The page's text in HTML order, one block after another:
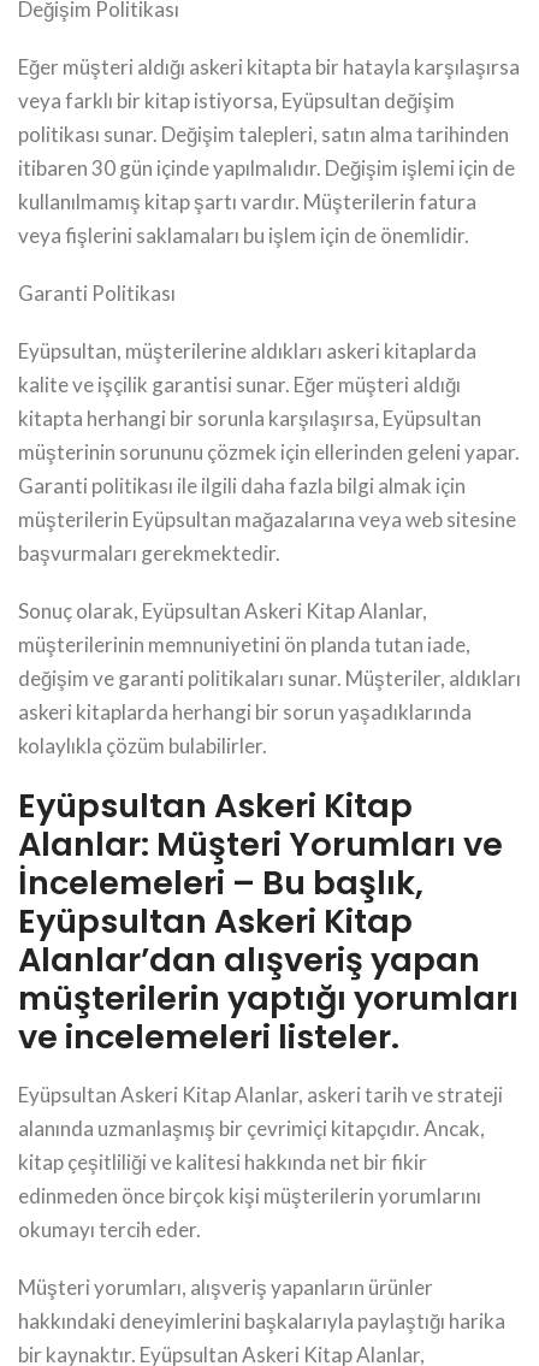
Değişim Politikası
Eğer müşteri aldığı askeri kitapta bir hatayla karşılaşırsa
veya farklı bir kitap istiyorsa, Eyüpsultan değişim
politikası sunar. Değişim talepleri, satın alma tarihinden
itibaren 30 gün içinde yapılmalıdır. Değişim işlemi için de
kullanılmamış kitap şartı vardır. Müşterilerin fatura
veya fişlerini saklamaları bu işlem için de önemlidir.
Garanti Politikası
Eyüpsultan, müşterilerine aldıkları askeri kitaplarda
kalite ve işçilik garantisi sunar. Eğer müşteri aldığı
kitapta herhangi bir sorunla karşılaşırsa, Eyüpsultan
müşterinin sorununu çözmek için ellerinden geleni yapar.
Garanti politikası ile ilgili daha fazla bilgi almak için
müşterilerin Eyüpsultan mağazalarına veya web sitesine
başvurmaları gerekmektedir.
Sonuç olarak, Eyüpsultan Askeri Kitap Alanlar,
müşterilerinin memnuniyetini ön planda tutan iade,
değişim ve garanti politikaları sunar. Müşteriler, aldıkları
askeri kitaplarda herhangi bir sorun yaşadıklarında
kolaylıkla çözüm bulabilirler.
Eyüpsultan Askeri Kitap
Alanlar: Müşteri Yorumları ve
İncelemeleri – Bu başlık,
Eyüpsultan Askeri Kitap
Alanlar’dan alışveriş yapan
müşterilerin yaptığı yorumları
ve incelemeleri listeler.
Eyüpsultan Askeri Kitap Alanlar, askeri tarih ve strateji
alanında uzmanlaşmış bir çevrimiçi kitapçıdır. Ancak,
kitap çeşitliliği ve kalitesi hakkında net bir fikir
edinmeden önce birçok kişi müşterilerin yorumlarını
okumayı tercih eder.
Müşteri yorumları, alışveriş yapanların ürünler
hakkındaki deneyimlerini başkalarıyla paylaştığı harika
bir kaynaktır. Eyüpsultan Askeri Kitap Alanlar,